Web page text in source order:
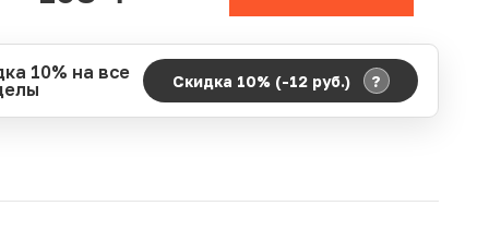
10% на все
Скидка 10% (-12 руб.) ?